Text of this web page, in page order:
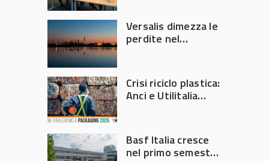
Versalis dimezza le
perdite nel
Crisi riciclo plastica:
Anci e Utilitalia
Governo
Basf Italia cresce
nel primo semestre